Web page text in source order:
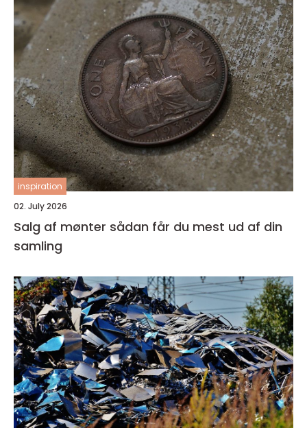
inspiration
02. July 2026
Salg af mønter sådan får du mest ud af din
samling